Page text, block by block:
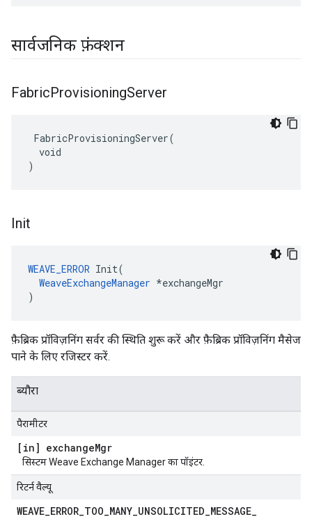
सार्वजनिक फ़ंक्शन
FabricProvisioningServer
FabricProvisioningServer(
  void
)
Init
WEAVE_ERROR Init(
WeaveExchangeManager *exchangeMgr
)
फ़ैब्रिक प्रॉविज़निंग सर्वर की स्थिति शुरू करें और फ़ैब्रिक प्रॉविज़निंग मैसेज
पाने के लिए रजिस्टर करें.
ब्यौरा
पैरामीटर
[in] exchangeMgr
सिस्टम Weave Exchange Manager का पॉइंटर.
रिटर्न वैल्यू
WEAVE_ERROR_TOO_MANY_UNSOLICITED_MESSAGE_